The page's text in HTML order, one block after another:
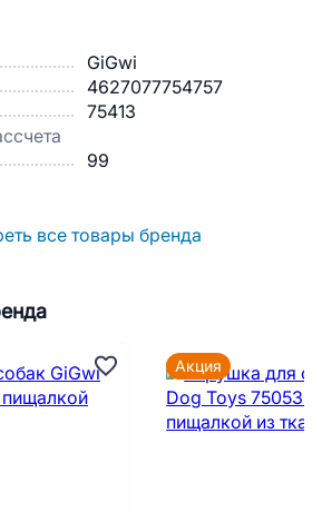
GiGwi
4627077754757
75413
99
все товары бренда
Акция